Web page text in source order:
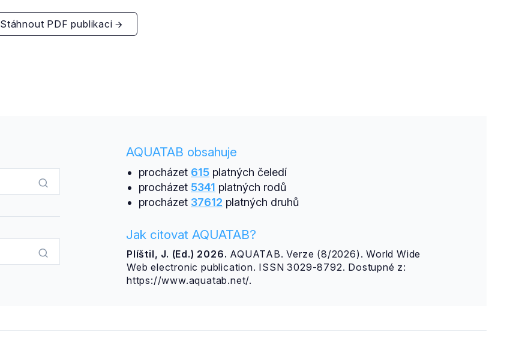
Stáhnout PDF publikaci
AQUATAB obsahuje
procházet 615platných čeledí
procházet 5341 platných rodů
procházet 37612 platných druhů
Jak citovat AQUATAB?
Plíštil, J. (Ed.) 2026. AQUATAB. Verze (8/2026). World Wide
Web electronic publication. ISSN 3029-8792. Dostupné z:
https://www.aquatab.net/.